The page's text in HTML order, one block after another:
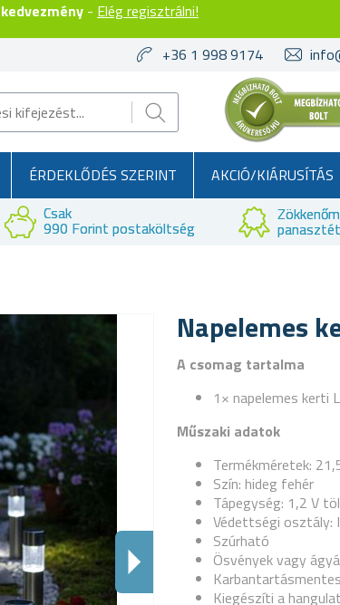
- Elég regisztrálni!
+36 1 998 9174
ÉRDEKLŐDÉS SZERINT AKCIÓ/KIÁRUSÍTÁS
Csak
990 Forint postaköltség
Napelemes
A csomag tartalma
1× napelemes kerti
Műszaki adatok
Termékméretek:
Szín: hideg fehér
Tápegység: 1,2 V
Védettségi osztály:
Szúrható
Ösvények vagy
Kiegészíti a